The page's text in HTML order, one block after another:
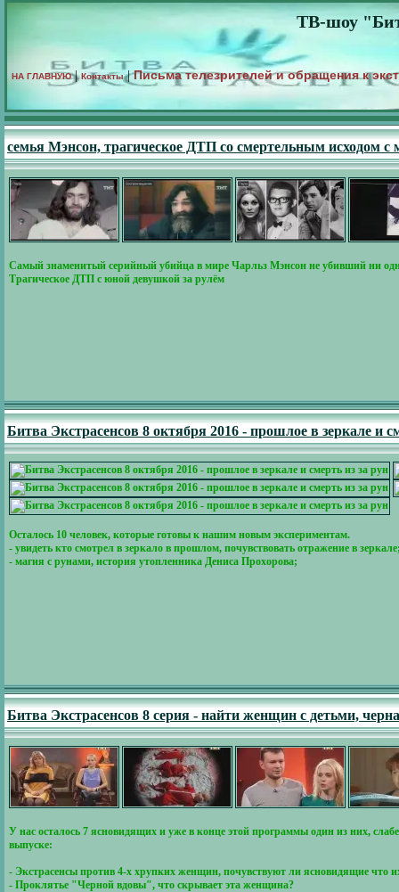
ТВ-шоу
НА ГЛАВНУЮ|Контакты|Письма телезрителей и обращения к
семья Мэнсон, трагическое ДТП со смертельным исходом с
Самый знаменитый серийный убийца в мире Чарльз Мэнсон не убивший ни
Трагическое ДТП с юной девушкой за рулём
Битва Экстрасенсов 8 октября 2016 - прошлое в зеркале и
Осталось 10 человек, которые готовы к нашим новым экспериментам.
- увидеть кто смотрел в зеркало в прошлом, почувствовать отражение в
- магия с рунами, история утопленника Дениса Прохорова;
Битва Экстрасенсов 8 серия - найти женщин с детьми,
У нас осталось 7 ясновидящих и уже в конце этой программы один из них,
выпуске:
- Экстрасенсы против 4-х хрупких женщин, почувствуют ли ясновидящие что
- Проклятье "Черной вдовы", что скрывает эта женщина?